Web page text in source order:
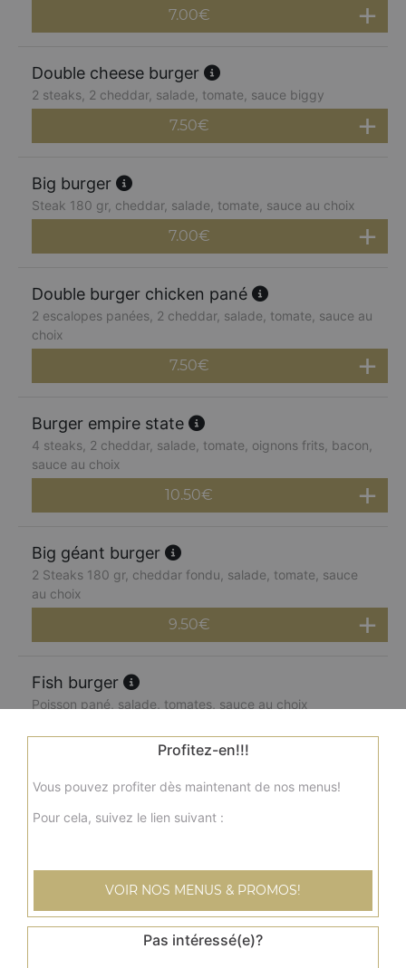
7.00€
Double cheese burger
2 steaks, 2 cheddar, salade, tomate, sauce biggy
7.50€
Big burger
Steak 180 gr, cheddar, salade, tomate, sauce au choix
7.00€
Double burger chicken pané
2 escalopes panées, 2 cheddar, salade, tomate, sauce au
choix
7.50€
Burger empire state
4 steaks, 2 cheddar, salade, tomate, oignons frits, bacon,
sauce au choix
10.50€
Big géant burger
2 Steaks 180 gr, cheddar fondu, salade, tomate, sauce
au choix
9.50€
Fish burger
Poisson pané, salade, tomates, sauce au choix
6.00€
Double fish burger
2 poissons panés, salade, tomates, sauce au choix
Steak, cheddar fondu, salade, tomate, sauce au choix +
frites + 1 boisson 33 cl
Profitez-en!!!
Vous pouvez profiter dès maintenant de nos menus!
Pour cela, suivez le lien suivant :
VOIR NOS MENUS & PROMOS!
Pas intéressé(e)?